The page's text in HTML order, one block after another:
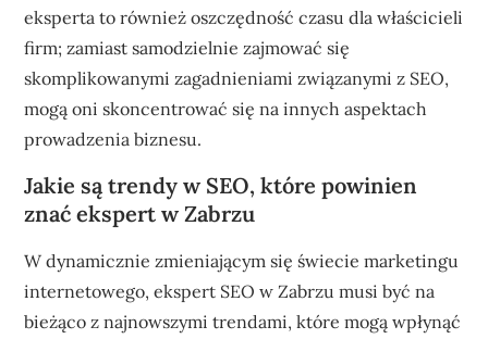
eksperta to również oszczędność czasu dla właścicieli
firm; zamiast samodzielnie zajmować się
skomplikowanymi zagadnieniami związanymi z SEO,
mogą oni skoncentrować się na innych aspektach
prowadzenia biznesu.
Jakie są trendy w SEO, które powinien
znać ekspert w Zabrzu
W dynamicznie zmieniającym się świecie marketingu
internetowego, ekspert SEO w Zabrzu musi być na
bieżąco z najnowszymi trendami, które mogą wpłynąć